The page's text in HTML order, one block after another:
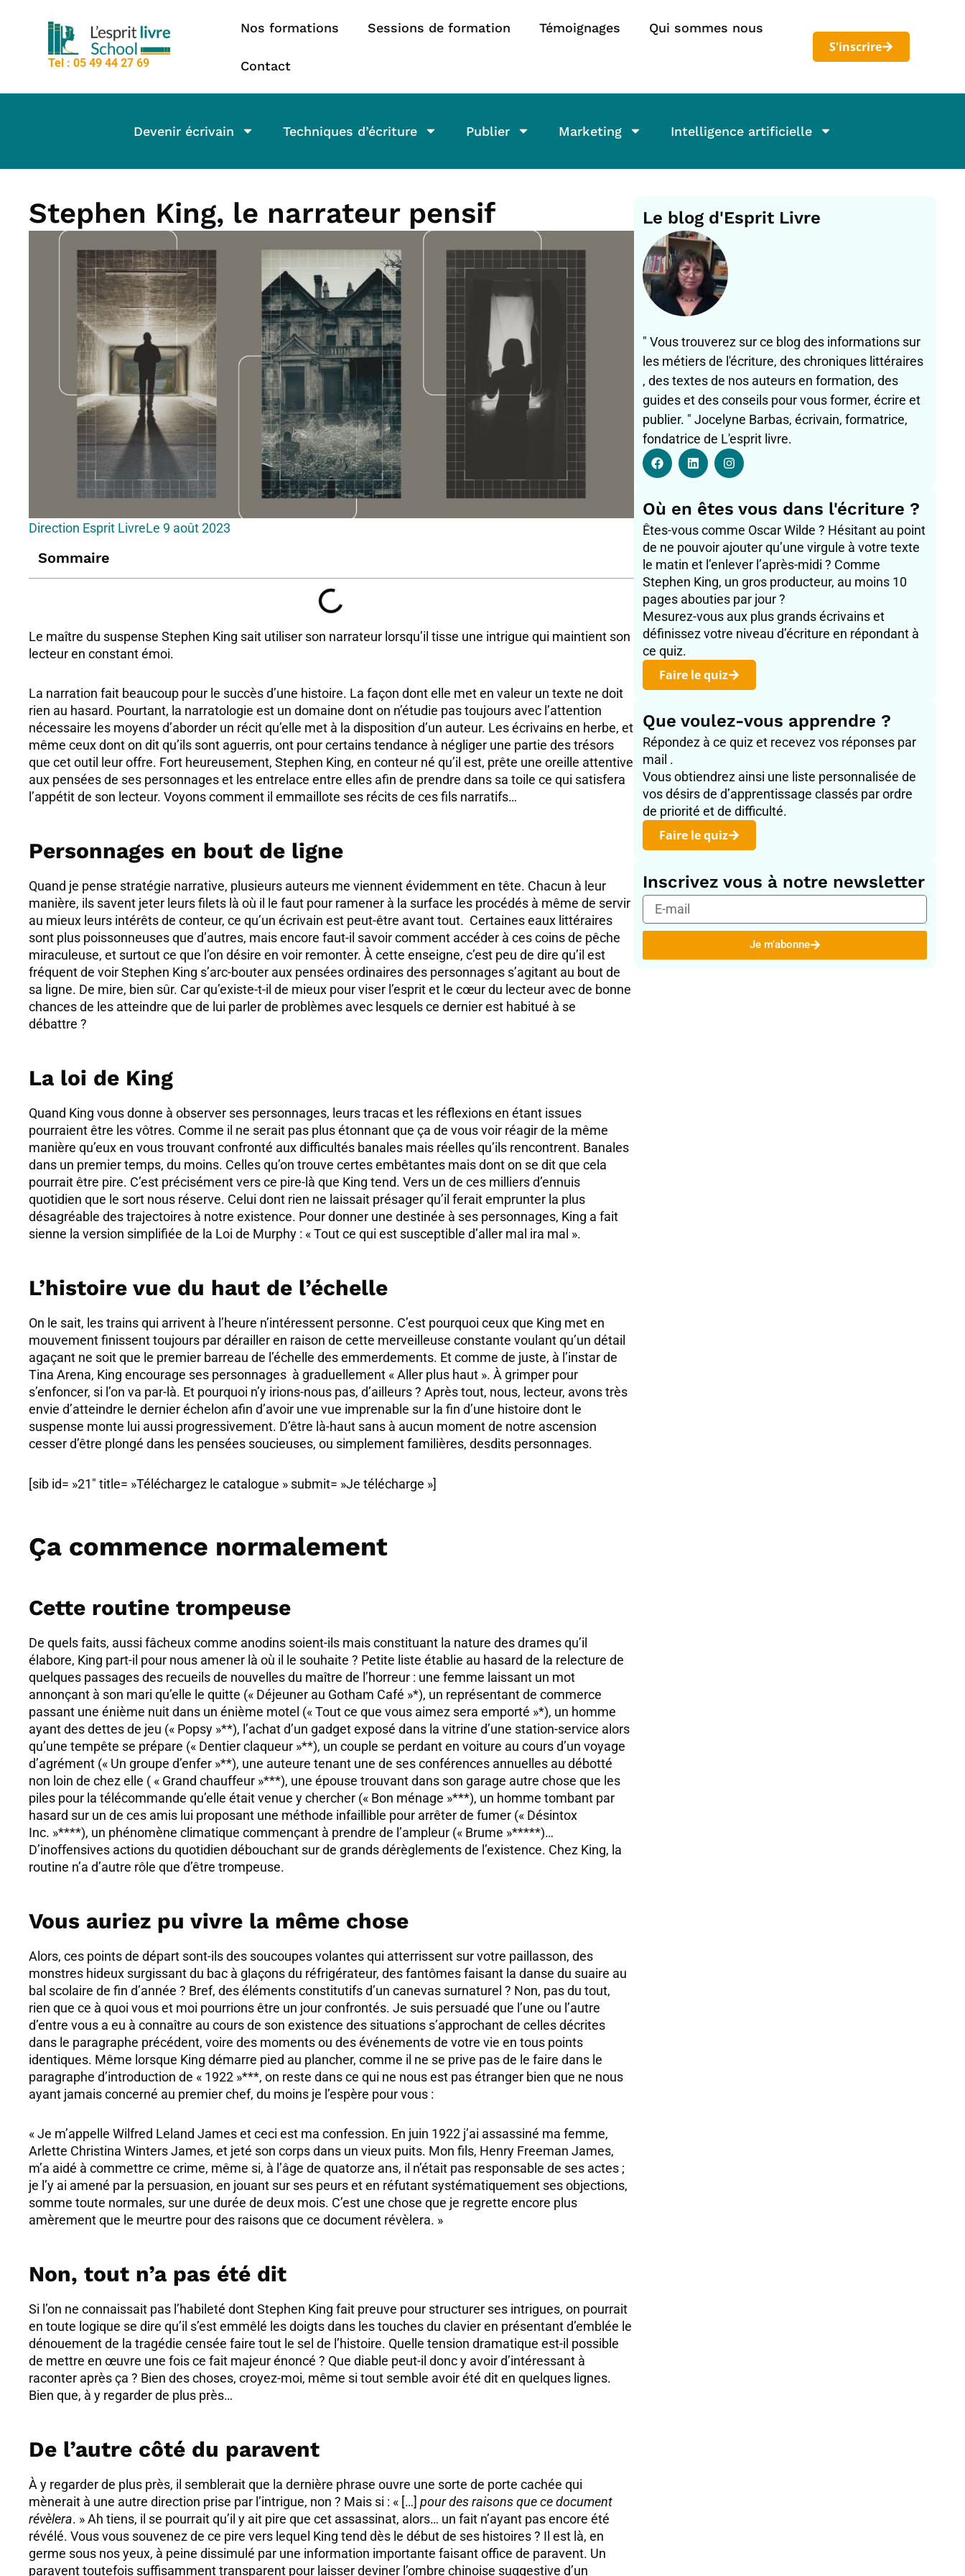
Tel : 05 49 44 27 69
Nos formations Sessions de formation Témoignages Qui sommes nous
Contact
S'inscrire
Devenir écrivain Techniques d’écriture Publier Marketing Intelligence artificielle
Le blog d'Esprit Livre
" Vous trouverez sur ce blog des informations sur
les métiers de l'écriture, des chroniques littéraires
, des textes de nos auteurs en formation, des
guides et des conseils pour vous former, écrire et
publier. " Jocelyne Barbas, écrivain, formatrice,
fondatrice de L'esprit livre.
F
a
c
b
o
o
k
L
i
n
d
i
n
I
n
s
a
g
r
a
m
Où en êtes vous dans l'écriture ?
Êtes-vous comme Oscar Wilde ? Hésitant au point
de ne pouvoir ajouter qu’une virgule à votre texte
le matin et l’enlever l’après-midi ? Comme
Stephen King, un gros producteur, au moins 10
pages abouties par jour ?
Mesurez-vous aux plus grands écrivains et
définissez votre niveau d’écriture en répondant à
ce quiz.
Faire le quiz
Que voulez-vous apprendre ?
Répondez à ce quiz et recevez vos réponses par
mail .
Vous obtiendrez ainsi une liste personnalisée de
vos désirs de d’apprentissage classés par ordre
de priorité et de difficulté.
Faire le quiz
Inscrivez vous à notre newsletter
mail
Je m’abonne
Stephen King, le narrateur pensif
Direction Esprit LivreLe 9 août 2023
Sommaire
Le maître du suspense Stephen King sait utiliser son narrateur lorsqu’il tisse une intrigue qui maintient son
lecteur en constant émoi.
La narration fait beaucoup pour le succès d’une histoire. La façon dont elle met en valeur un texte ne doit
rien au hasard. Pourtant, la narratologie est un domaine dont on n’étudie pas toujours avec l’attention
nécessaire les moyens d’aborder un récit qu’elle met à la disposition d’un auteur. Les écrivains en herbe, et
même ceux dont on dit qu’ils sont aguerris, ont pour certains tendance à négliger une partie des trésors
que cet outil leur offre. Fort heureusement, Stephen King, en conteur né qu’il est, prête une oreille attentive
aux pensées de ses personnages et les entrelace entre elles afin de prendre dans sa toile ce qui satisfera
l’appétit de son lecteur. Voyons comment il emmaillote ses récits de ces fils narratifs…
Personnages en bout de ligne
Quand je pense stratégie narrative, plusieurs auteurs me viennent évidemment en tête. Chacun à leur
manière, ils savent jeter leurs filets là où il le faut pour ramener à la surface les procédés à même de servir
au mieux leurs intérêts de conteur, ce qu’un écrivain est peut-être avant tout. Certaines eaux littéraires
sont plus poissonneuses que d’autres, mais encore faut-il savoir comment accéder à ces coins de pêche
miraculeuse, et surtout ce que l’on désire en voir remonter. À cette enseigne, c’est peu de dire qu’il est
fréquent de voir Stephen King s’arc-bouter aux pensées ordinaires des personnages s’agitant au bout de
sa ligne. De mire, bien sûr. Car qu’existe-t-il de mieux pour viser l’esprit et le cœur du lecteur avec de bonne
chances de les atteindre que de lui parler de problèmes avec lesquels ce dernier est habitué à se
débattre ?
La loi de King
Quand King vous donne à observer ses personnages, leurs tracas et les réflexions en étant issues
pourraient être les vôtres. Comme il ne serait pas plus étonnant que ça de vous voir réagir de la même
manière qu’eux en vous trouvant confronté aux difficultés banales mais réelles qu’ils rencontrent. Banales
dans un premier temps, du moins. Celles qu’on trouve certes embêtantes mais dont on se dit que cela
pourrait être pire. C’est précisément vers ce pire-là que King tend. Vers un de ces milliers d’ennuis
quotidien que le sort nous réserve. Celui dont rien ne laissait présager qu’il ferait emprunter la plus
désagréable des trajectoires à notre existence. Pour donner une destinée à ses personnages, King a fait
sienne la version simplifiée de la Loi de Murphy : « Tout ce qui est susceptible d’aller mal ira mal ».
L’histoire vue du haut de l’échelle
On le sait, les trains qui arrivent à l’heure n’intéressent personne. C’est pourquoi ceux que King met en
mouvement finissent toujours par dérailler en raison de cette merveilleuse constante voulant qu’un détail
agaçant ne soit que le premier barreau de l’échelle des emmerdements. Et comme de juste, à l’instar de
Tina Arena, King encourage ses personnages à graduellement « Aller plus haut ». À grimper pour
s’enfoncer, si l’on va par-là. Et pourquoi n’y irions-nous pas, d’ailleurs ? Après tout, nous, lecteur, avons très
envie d’atteindre le dernier échelon afin d’avoir une vue imprenable sur la fin d’une histoire dont le
suspense monte lui aussi progressivement. D’être là-haut sans à aucun moment de notre ascension
cesser d’être plongé dans les pensées soucieuses, ou simplement familières, desdits personnages.
[sib id= »21″ title= »Téléchargez le catalogue » submit= »Je télécharge »]
Ça commence normalement
Cette routine trompeuse
De quels faits, aussi fâcheux comme anodins soient-ils mais constituant la nature des drames qu’il
élabore, King part-il pour nous amener là où il le souhaite ? Petite liste établie au hasard de la relecture de
quelques passages des recueils de nouvelles du maître de l’horreur : une femme laissant un mot
annonçant à son mari qu’elle le quitte (« Déjeuner au Gotham Café »*), un représentant de commerce
passant une énième nuit dans un énième motel (« Tout ce que vous aimez sera emporté »*), un homme
ayant des dettes de jeu (« Popsy »**), l’achat d’un gadget exposé dans la vitrine d’une station-service alors
qu’une tempête se prépare (« Dentier claqueur »**), un couple se perdant en voiture au cours d’un voyage
d’agrément (« Un groupe d’enfer »**), une auteure tenant une de ses conférences annuelles au débotté
non loin de chez elle ( « Grand chauffeur »***), une épouse trouvant dans son garage autre chose que les
piles pour la télécommande qu’elle était venue y chercher (« Bon ménage »***), un homme tombant par
hasard sur un de ces amis lui proposant une méthode infaillible pour arrêter de fumer (« Désintox
Inc. »****), un phénomène climatique commençant à prendre de l’ampleur (« Brume »*****)…
D’inoffensives actions du quotidien débouchant sur de grands dérèglements de l’existence. Chez King, la
routine n’a d’autre rôle que d’être trompeuse.
Vous auriez pu vivre la même chose
Alors, ces points de départ sont-ils des soucoupes volantes qui atterrissent sur votre paillasson, des
monstres hideux surgissant du bac à glaçons du réfrigérateur, des fantômes faisant la danse du suaire au
bal scolaire de fin d’année ? Bref, des éléments constitutifs d’un canevas surnaturel ? Non, pas du tout,
rien que ce à quoi vous et moi pourrions être un jour confrontés. Je suis persuadé que l’une ou l’autre
d’entre vous a eu à connaître au cours de son existence des situations s’approchant de celles décrites
dans le paragraphe précédent, voire des moments ou des événements de votre vie en tous points
identiques. Même lorsque King démarre pied au plancher, comme il ne se prive pas de le faire dans le
paragraphe d’introduction de « 1922 »***, on reste dans ce qui ne nous est pas étranger bien que ne nous
ayant jamais concerné au premier chef, du moins je l’espère pour vous :
« Je m’appelle Wilfred Leland James et ceci est ma confession. En juin 1922 j’ai assassiné ma femme,
Arlette Christina Winters James, et jeté son corps dans un vieux puits. Mon fils, Henry Freeman James,
m’a aidé à commettre ce crime, même si, à l’âge de quatorze ans, il n’était pas responsable de ses actes ;
je l’y ai amené par la persuasion, en jouant sur ses peurs et en réfutant systématiquement ses objections,
somme toute normales, sur une durée de deux mois. C’est une chose que je regrette encore plus
amèrement que le meurtre pour des raisons que ce document révèlera. »
Non, tout n’a pas été dit
Si l’on ne connaissait pas l’habileté dont Stephen King fait preuve pour structurer ses intrigues, on pourrait
en toute logique se dire qu’il s’est emmêlé les doigts dans les touches du clavier en présentant d’emblée le
dénouement de la tragédie censée faire tout le sel de l’histoire. Quelle tension dramatique est-il possible
de mettre en œuvre une fois ce fait majeur énoncé ? Que diable peut-il donc y avoir d’intéressant à
raconter après ça ? Bien des choses, croyez-moi, même si tout semble avoir été dit en quelques lignes.
Bien que, à y regarder de plus près…
De l’autre côté du paravent
À y regarder de plus près, il semblerait que la dernière phrase ouvre une sorte de porte cachée qui
mènerait à une autre direction prise par l’intrigue, non ? Mais si : « […]pour des raisons que ce document
révèlera. » Ah tiens, il se pourrait qu’il y ait pire que cet assassinat, alors… un fait n’ayant pas encore été
révélé. Vous vous souvenez de ce pire vers lequel King tend dès le début de ses histoires ? Il est là, en
germe sous nos yeux, à peine dissimulé par une information importante faisant office de paravent. Un
paravent toutefois suffisamment transparent pour laisser deviner l’ombre chinoise suggestive d’un